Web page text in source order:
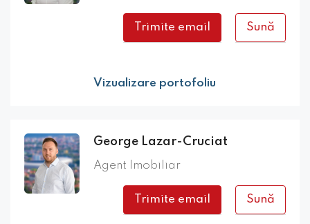
Trimite email Sună
Vizualizare portofoliu
George Lazar-Cruciat
Agent Imobiliar
Trimite email Sună